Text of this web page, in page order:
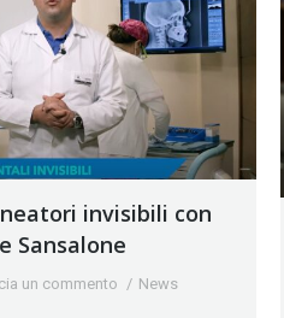
invisibili con
Sansalone
un commento
News